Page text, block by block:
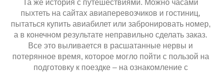
Та же история с путешествиями. Можно часами
пыхтеть на сайтах авиаперевозчиков и гостиниц,
пытаться купить авиабилет или забронировать номер,
а в конечном результате неправильно сделать заказ.
Все это выливается в расшатанные нервы и
потерянное время, которое могло пойти с пользой на